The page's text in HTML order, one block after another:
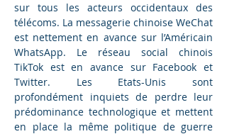
sur tous les acteurs occidentaux des
télécoms. La messagerie chinoise WeChat
est nettement en avance sur l’Américain
WhatsApp. Le réseau social chinois
TikTok est en avance sur Facebook et
Twitter. Les Etats-Unis sont
profondément inquiets de perdre leur
prédominance technologique et mettent
en place la même politique de guerre